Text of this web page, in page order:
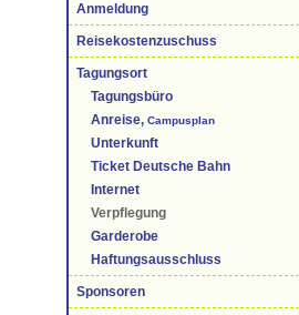
Anmeldung
Reisekostenzuschuss
Tagungsort
Tagungsbüro
Anreise, Campusplan
Unterkunft
Ticket Deutsche Bahn
Internet
Verpflegung
Garderobe
Haftungsausschluss
Sponsoren